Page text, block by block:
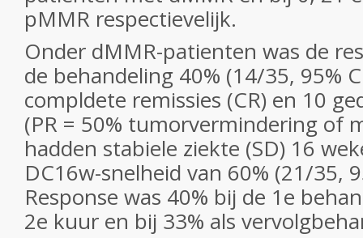
pMMR respectievelijk.
Onder dMMR-patienten was de
de behandeling 40% (14/35, 95%
compldete remissies (CR) en 10
(PR = 50% tumorvermindering of
hadden stabiele ziekte (SD) 16
DC16w-snelheid van 60% (21/35,
Response was 40% bij de 1e
2e kuur en bij 33% als